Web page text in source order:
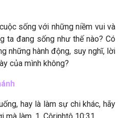
sống với những niềm vui và
ta đang sống như thế nào? Có
những hành động, suy nghĩ, lời
của mình không?
hay là làm sự chi khác, hãy